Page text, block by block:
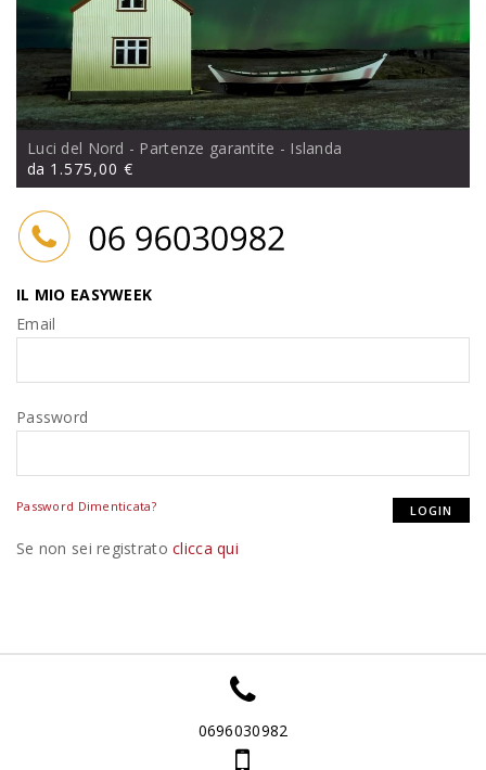
Luci del Nord - Partenze garantite - Islanda
da 1.575,00 €
IL MIO EASYWEEK
Email
Password
Password Dimenticata?
Se non sei registratoclicca qui
0696030982